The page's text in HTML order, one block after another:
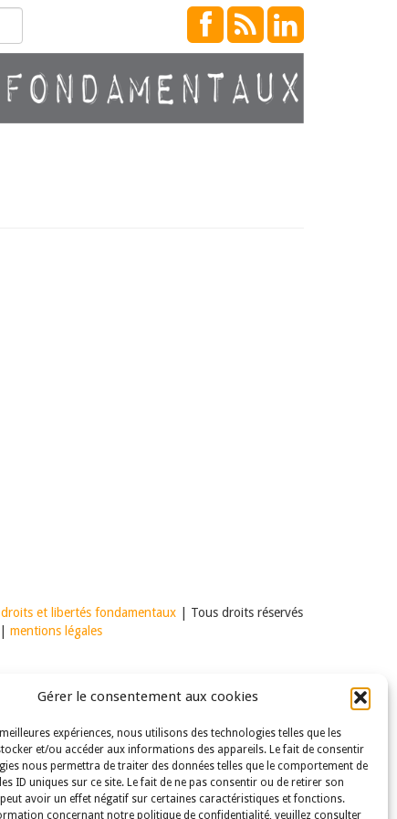
Gérer le consentement aux cookies
expériences, nous utilisons des technologies telles que les
et/ou accéder aux informations des appareils. Le fait de consentir
nous permettra de traiter des données telles que le comportement de
ID uniques sur ce site. Le fait de ne pas consentir ou de retirer son
avoir un effet négatif sur certaines caractéristiques et fonctions.
concernant notre politique de confidentialité, veuillez consulter
droits et libertés fondamentaux| Tous droits réservés
mentions légales